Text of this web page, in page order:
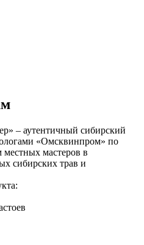
– аутентичный сибирский
«Омсквинпром» по
мастеров в
сибирских трав и